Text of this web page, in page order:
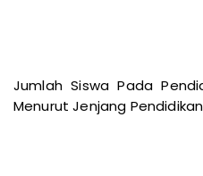
Jumlah Siswa Pada
Menurut Jenjang Pendidikan